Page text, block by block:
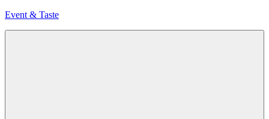
Перейти
Event & Taste